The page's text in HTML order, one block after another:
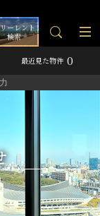
ーレント
検索
最近見た物件 0